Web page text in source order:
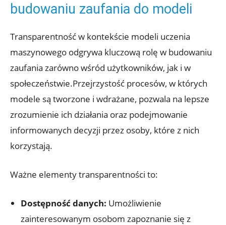
budowaniu zaufania do modeli
Transparentność w kontekście modeli uczenia
maszynowego odgrywa kluczową rolę w budowaniu
zaufania zarówno wśród użytkowników, jak i w
społeczeństwie.Przejrzystość procesów, w których
modele są tworzone i wdrażane, pozwala na lepsze
zrozumienie ich działania oraz podejmowanie
informowanych decyzji przez osoby, które z nich
korzystają.
Ważne elementy transparentności to:
Dostępność danych: Umożliwienie
zainteresowanym osobom zapoznanie się z